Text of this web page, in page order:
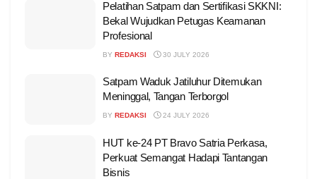
Pelatihan Satpam dan Sertifikasi SKKNI:
Bekal Wujudkan Petugas Keamanan
Profesional
BY REDAKSI 30 JULY 2026
Satpam Waduk Jatiluhur Ditemukan
Meninggal, Tangan Terborgol
BY REDAKSI 24 JULY 2026
HUT ke-24 PT Bravo Satria Perkasa,
Perkuat Semangat Hadapi Tantangan
Bisnis